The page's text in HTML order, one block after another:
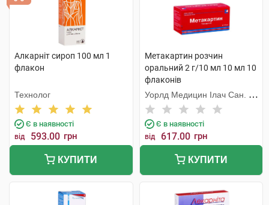
Алкарніт сироп 100 мл 1
флакон
Технолог
Є в наявності
від 593.00 грн
КУПИТИ
Метакартин розчин
оральний 2 г/10 мл 10 мл 10
флаконів
Уорлд Медицин Ілач Сан. Ве
Тідж
Є в наявності
від 617.00 грн
КУПИТИ